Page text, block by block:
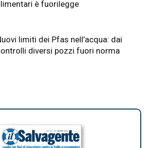
è fuorilegge
limiti dei Pfas nell’acqua: dai
diversi pozzi fuori norma